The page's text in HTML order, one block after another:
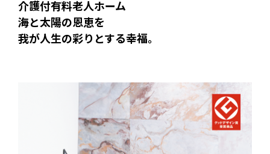
介護付有料老人ホーム
海と太陽の恩恵を
我が人生の彩りとする幸福。